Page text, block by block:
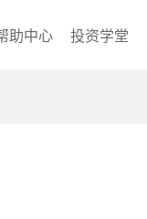
助中心 投资学堂